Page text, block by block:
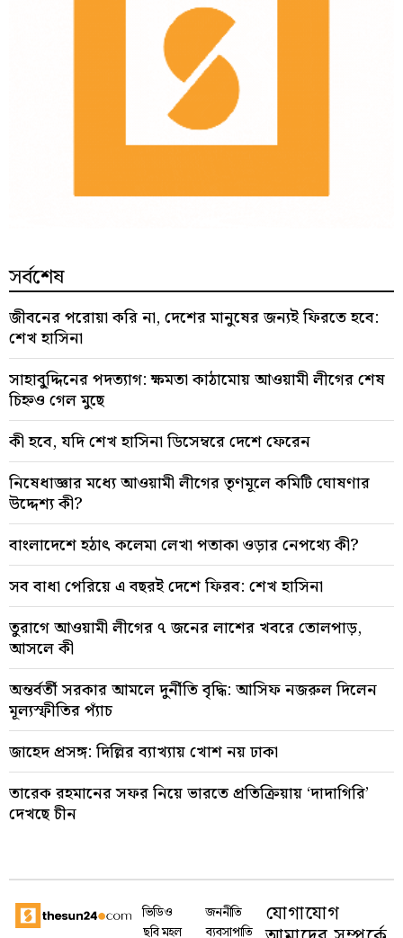
সর্বশেষ
জীবনের পরোয়া করি না, দেশের মানুষের জন্যই ফিরতে হবে:
শেখ হাসিনা
সাহাবু্দ্দিনের পদত্যাগ: ক্ষমতা কাঠামোয় আওয়ামী লীগের শেষ
চিহ্নও গেল মুছে
কী হবে, যদি শেখ হাসিনা ডিসেম্বরে দেশে ফেরেন
নিষেধাজ্ঞার মধ্যে আওয়ামী লীগের তৃণমূলে কমিটি ঘোষণার
উদ্দেশ্য কী?
বাংলাদেশে হঠাৎ কলেমা লেখা পতাকা ওড়ার নেপথ্যে কী?
সব বাধা পেরিয়ে এ বছরই দেশে ফিরব: শেখ হাসিনা
তুরাগে আওয়ামী লীগের ৭ জনের লাশের খবরে তোলপাড়,
আসলে কী
অন্তর্বর্তী সরকার আমলে দুর্নীতি বৃদ্ধি: আসিফ নজরুল দিলেন
মূল্যস্ফীতির প্যাঁচ
জাহেদ প্রসঙ্গ: দিল্লির ব্যাখ্যায় খোশ নয় ঢাকা
তারেক রহমানের সফর নিয়ে ভারতে প্রতিক্রিয়ায় ‘দাদাগিরি’
দেখছে চীন
ভিডিও
ছবি মহল
জননীতি
ব্যবসাপাতি
যোগাযোগ